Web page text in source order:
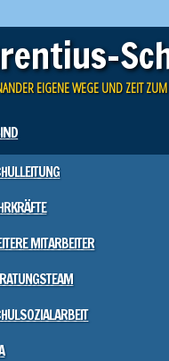
EIGENE WEGE UND ZEIT
MITARBEITER